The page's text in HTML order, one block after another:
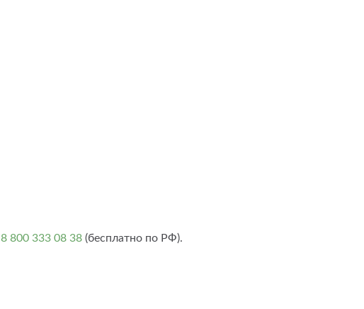
8 800 333 08 38 (бесплатно по РФ).